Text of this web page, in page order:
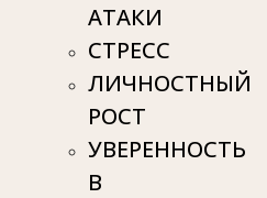
АТАКИ
СТРЕСС
ЛИЧНОСТНЫЙ
РОСТ
УВЕРЕННОСТЬ
В